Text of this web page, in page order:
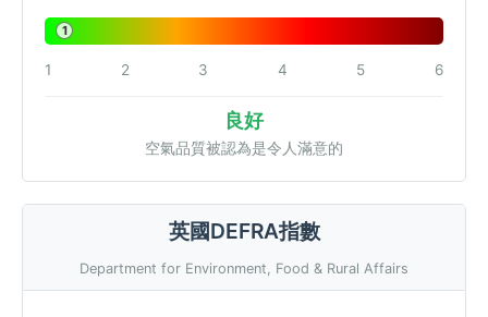
1
1 2 3 4 5 6
良好
空氣品質被認為是令人滿意的
英國DEFRA指數
Department for Environment, Food & Rural Affairs